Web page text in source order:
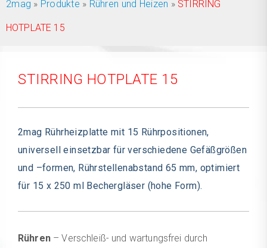
2mag » Produkte » Rühren und Heizen » STIRRING
HOTPLATE 15
STIRRING HOTPLATE 15
2mag Rührheizplatte mit 15 Rührpositionen,
universell einsetzbar für verschiedene Gefäßgrößen
und –formen, Rührstellenabstand 65 mm, optimiert
für 15 x 250 ml Bechergläser (hohe Form).
Rühren– Verschleiß- und wartungsfrei durch